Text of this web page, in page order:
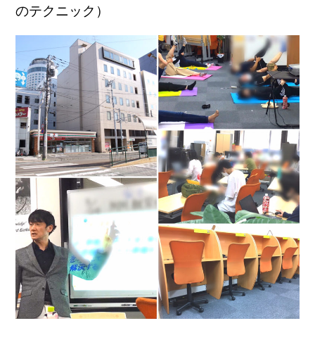
のテクニック）